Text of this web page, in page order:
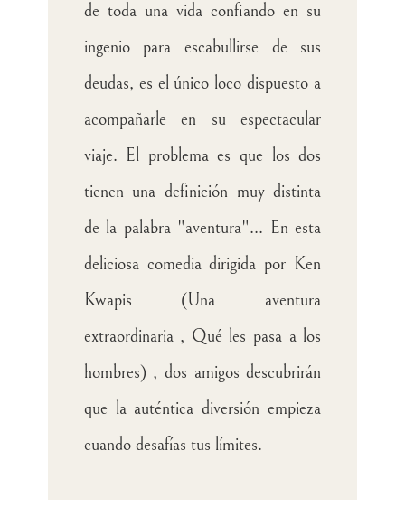
de toda una vida confiando en su
ingenio para escabullirse de sus
deudas, es el único loco dispuesto a
acompañarle en su espectacular
viaje. El problema es que los dos
tienen una definición muy distinta
de la palabra "aventura"... En esta
deliciosa comedia dirigida por Ken
Kwapis (Una aventura
extraordinaria , Qué les pasa a los
hombres) , dos amigos descubrirán
que la auténtica diversión empieza
cuando desafías tus límites.